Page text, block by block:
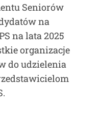
Seniorów
na
na lata 2025
organizacje
do udzielenia